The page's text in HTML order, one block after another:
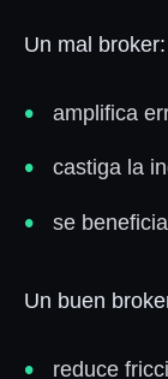
Un mal broker:
amplifica
castiga la
se
Un buen
reduce